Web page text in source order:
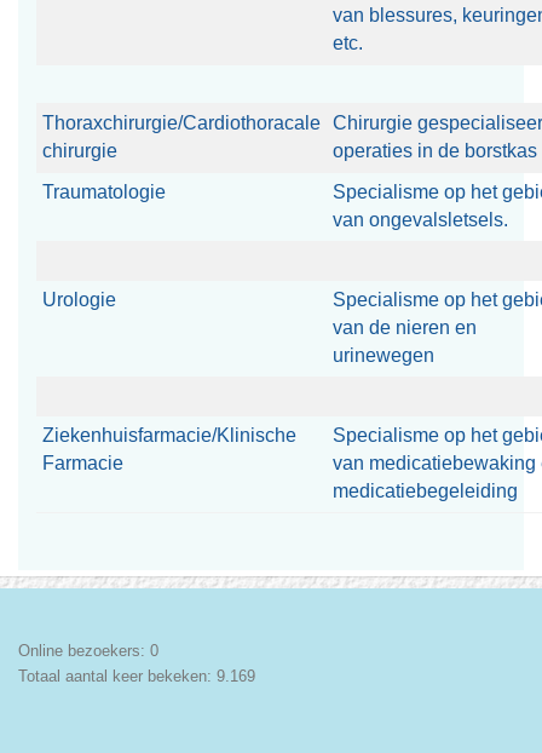
van blessures,
etc.
Thoraxchirurgie/Cardiothoracale
chirurgie
Chirurgie
operaties in de borstkas
Traumatologie
Specialisme op het
van ongevalsletsels.
Urologie
Specialisme op het
van de nieren en
urinewegen
Ziekenhuisfarmacie/Klinische
Farmacie
Specialisme op het
van medicatiebewaking
medicatiebegeleiding
Online bezoekers: 0
Totaal aantal keer bekeken: 9.169